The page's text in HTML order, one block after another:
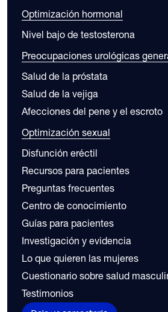
Optimización hormonal
Nivel bajo de testosterona
Preocupaciones urológicas
Salud de la próstata
Salud de la vejiga
Afecciones del pene y el escroto
Optimización sexual
Disfunción eréctil
Recursos para pacientes
Preguntas frecuentes
Centro de conocimiento
Guías para pacientes
Investigación y evidencia
Lo que quieren las mujeres
Cuestionario sobre salud
Testimonios